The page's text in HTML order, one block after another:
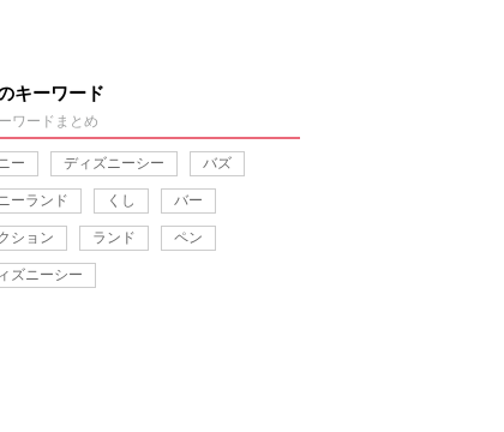
キーワード
ワードまとめ
ー ディズニーシー バズ
ーランド くし バー
ション ランド ペン
ズニーシー